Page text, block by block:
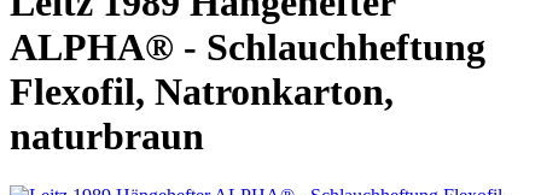
ALPHA® - Schlauchheftung
Flexofil, Natronkarton,
naturbraun